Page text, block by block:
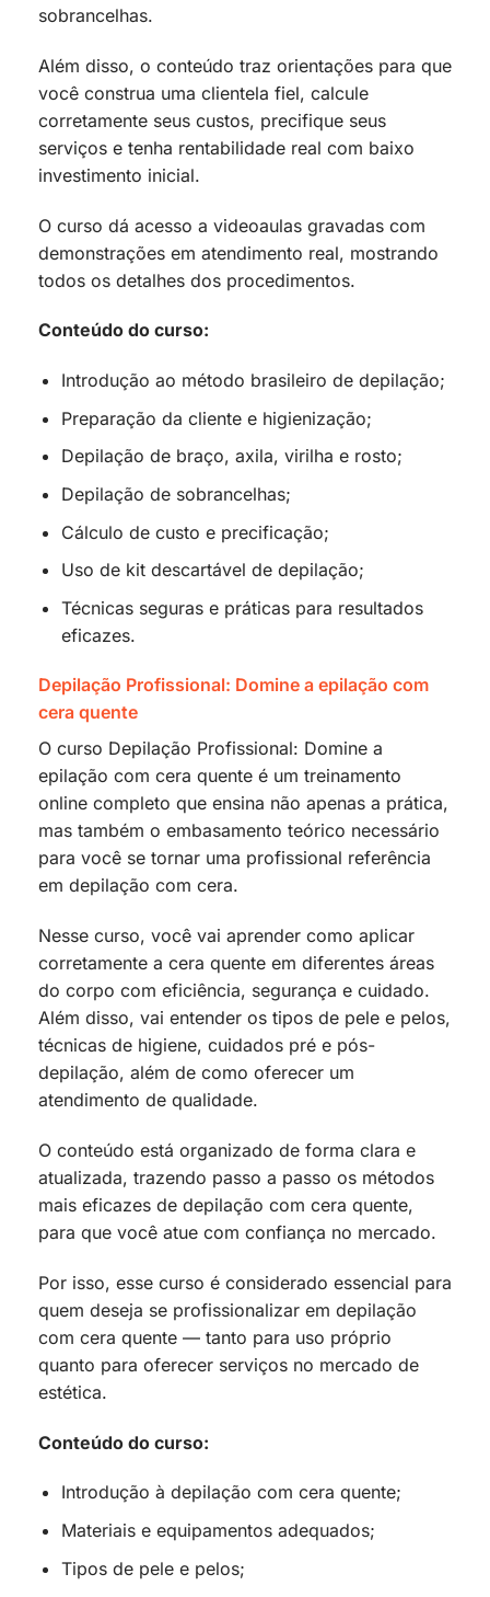
sobrancelhas.
Além disso, o conteúdo traz orientações para que
você construa uma clientela fiel, calcule
corretamente seus custos, precifique seus
serviços e tenha rentabilidade real com baixo
investimento inicial.
O curso dá acesso a videoaulas gravadas com
demonstrações em atendimento real, mostrando
todos os detalhes dos procedimentos.
Conteúdo do curso:
Introdução ao método brasileiro de depilação;
Preparação da cliente e higienização;
Depilação de braço, axila, virilha e rosto;
Depilação de sobrancelhas;
Cálculo de custo e precificação;
Uso de kit descartável de depilação;
Técnicas seguras e práticas para resultados
eficazes.
Depilação Profissional: Domine a epilação com
cera quente
O curso Depilação Profissional: Domine a
epilação com cera quente é um treinamento
online completo que ensina não apenas a prática,
mas também o embasamento teórico necessário
para você se tornar uma profissional referência
em depilação com cera.
Nesse curso, você vai aprender como aplicar
corretamente a cera quente em diferentes áreas
do corpo com eficiência, segurança e cuidado.
Além disso, vai entender os tipos de pele e pelos,
técnicas de higiene, cuidados pré e pós-
depilação, além de como oferecer um
atendimento de qualidade.
O conteúdo está organizado de forma clara e
atualizada, trazendo passo a passo os métodos
mais eficazes de depilação com cera quente,
para que você atue com confiança no mercado.
Por isso, esse curso é considerado essencial para
quem deseja se profissionalizar em depilação
com cera quente — tanto para uso próprio
quanto para oferecer serviços no mercado de
estética.
Conteúdo do curso:
Introdução à depilação com cera quente;
Materiais e equipamentos adequados;
Tipos de pele e pelos;